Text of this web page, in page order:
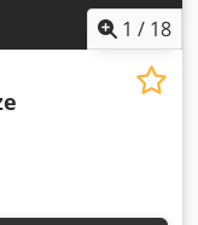
1 / 18